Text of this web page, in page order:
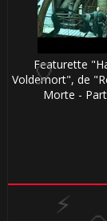
Featurette
Voldemort", de
Morte -